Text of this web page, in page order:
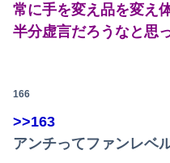
常に手を変え品を変え
半分虚言だろうなと思
166
>>163
アンチってファンレベ